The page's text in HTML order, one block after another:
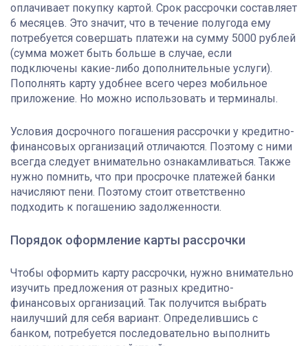
оплачивает покупку картой. Срок рассрочки составляет
6 месяцев. Это значит, что в течение полугода ему
потребуется совершать платежи на сумму 5000 рублей
(сумма может быть больше в случае, если
подключены какие-либо дополнительные услуги).
Пополнять карту удобнее всего через мобильное
приложение. Но можно использовать и терминалы.
Условия досрочного погашения рассрочки у кредитно-
финансовых организаций отличаются. Поэтому с ними
всегда следует внимательно ознакамливаться. Также
нужно помнить, что при просрочке платежей банки
начисляют пени. Поэтому стоит ответственно
подходить к погашению задолженности.
Порядок оформление карты рассрочки
Чтобы оформить карту рассрочки, нужно внимательно
изучить предложения от разных кредитно-
финансовых организаций. Так получится выбрать
наилучший для себя вариант. Определившись с
банком, потребуется последовательно выполнить